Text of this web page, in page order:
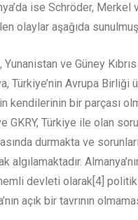
ise Schröder,
olaylar aşağıda
ve Güney
Türkiye’nin Avrupa
kendilerinin bir parçası
Türkiye ile olan
durmakta ve
devleti olarak[4] politik
açık bir tavrının